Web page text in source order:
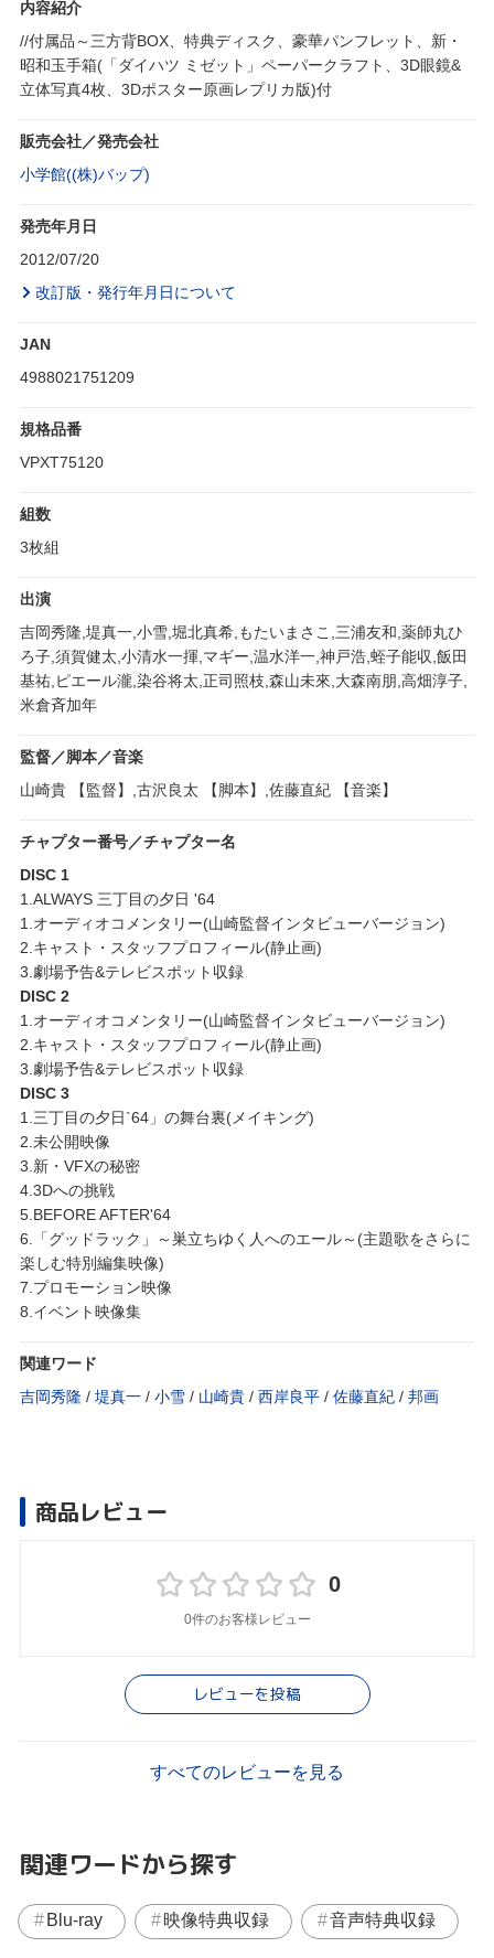
内容紹介
//付属品～三方背BOX、特典ディスク、豪華パンフレット、新・
昭和玉手箱(「ダイハツ ミゼット」ペーパークラフト、3D眼鏡&
立体写真4枚、3Dポスター原画レプリカ版)付
販売会社／発売会社
小学館((株)バップ)
発売年月日
2012/07/20
改訂版・発行年月日について
JAN
4988021751209
規格品番
VPXT75120
組数
3枚組
出演
吉岡秀隆,堤真一,小雪,堀北真希,もたいまさこ,三浦友和,薬師丸ひ
ろ子,須賀健太,小清水一揮,マギー,温水洋一,神戸浩,蛭子能収,飯田
基祐,ピエール瀧,染谷将太,正司照枝,森山未來,大森南朋,高畑淳子,
米倉斉加年
監督／脚本／音楽
山崎貴 【監督】,古沢良太 【脚本】,佐藤直紀 【音楽】
チャプター番号／チャプター名
DISC 1
1.ALWAYS 三丁目の夕日 '64
1.オーディオコメンタリー(山崎監督インタビューバージョン)
2.キャスト・スタッフプロフィール(静止画)
3.劇場予告&テレビスポット収録
DISC 2
1.オーディオコメンタリー(山崎監督インタビューバージョン)
2.キャスト・スタッフプロフィール(静止画)
3.劇場予告&テレビスポット収録
DISC 3
1.三丁目の夕日`64」の舞台裏(メイキング)
2.未公開映像
3.新・VFXの秘密
4.3Dへの挑戦
5.BEFORE AFTER'64
6.「グッドラック」～巣立ちゆく人へのエール～(主題歌をさらに
楽しむ特別編集映像)
7.プロモーション映像
8.イベント映像集
関連ワード
吉岡秀隆 / 堤真一 / 小雪 / 山崎貴 / 西岸良平 / 佐藤直紀 / 邦画
商品レビュー
0
0件のお客様レビュー
レビューを投稿
すべてのレビューを見る
関連ワードから探す
Blu-ray 映像特典収録 音声特典収録